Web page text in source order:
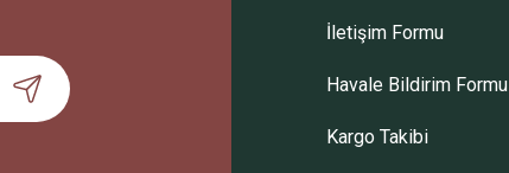
Gönder
İletişim Formu
Havale Bildirim Formu
Kargo Takibi